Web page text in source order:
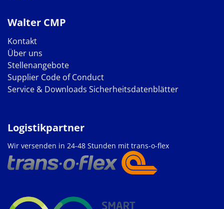
Walter CMP
Kontakt
Über uns
Stellenangebote
Supplier Code of Conduct
Service & Downloads Sicherheitsdatenblätter
Logistikpartner
Wir versenden in 24-48 Stunden mit trans-o-flex